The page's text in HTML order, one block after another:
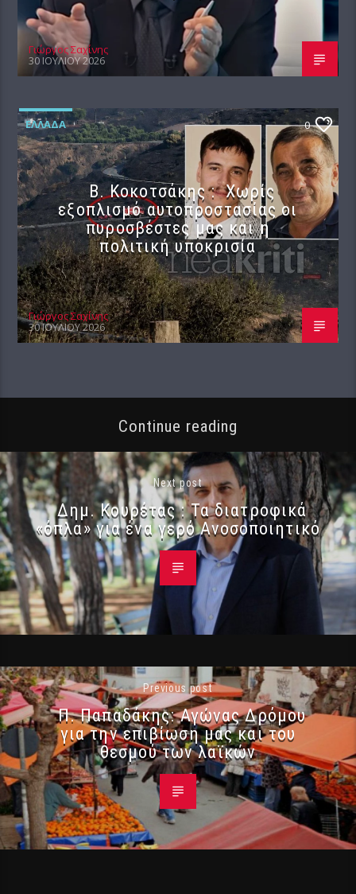
Γιώργος Σαχίνης
30 ΙΟΥΛΊΟΥ 2026
ΕΛΛΆΔΑ 0
Β. Κοκοτσάκης : Χωρίς
εξοπλισμό αυτοπροστασίας οι
πυροσβέστες μας και η
πολιτική υποκρισία
Γιώργος Σαχίνης
30 ΙΟΥΛΊΟΥ 2026
Continue reading
Next post
Δημ. Κουρέτας : Τα διατροφικά
«όπλα» για ένα γερό Ανοσοποιητικό
Previous post
Π. Παπαδάκης: Αγώνας Δρόμου
για την επιβίωση μας και του
θεσμού των λαϊκών